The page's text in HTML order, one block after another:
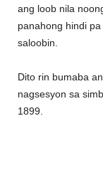
ang loob nila
panahong hindi
saloobin.
Dito rin bumaba
nagsesyon sa
1899.